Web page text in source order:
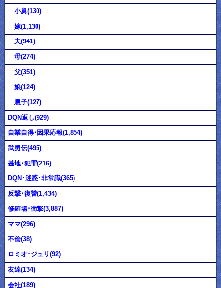
小舅(130)
嫁(1,130)
夫(941)
母(274)
父(351)
娘(124)
息子(127)
DQN返し(929)
自業自得･因果応報(1,854)
武勇伝(495)
基地･犯罪(216)
DQN･迷惑･非常識(365)
反撃･復讐(1,434)
修羅場･衝撃(3,887)
ママ(296)
不倫(38)
ロミオ･ジュリ(92)
友達(134)
会社(189)